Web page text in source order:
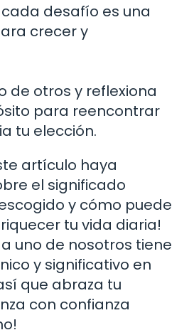
desafío es una
crecer y
de otros y reflexiona
para reencontrar
tu elección.
artículo haya
el significado
y cómo puede
tu vida diaria!
uno de nosotros tiene
y significativo en
que abraza tu
con confianza